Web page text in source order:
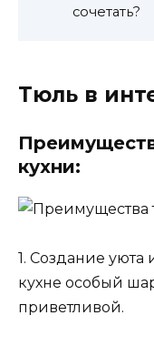
сочетать?
Тюль в
кухни:
1. Создание
кухне особый
приветливой.